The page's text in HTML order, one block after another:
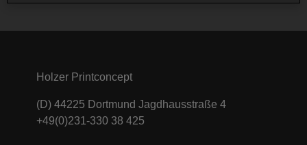
Holzer Printconcept
(D) 44225 Dortmund Jagdhausstraße 4
+49(0)231-330 38 425